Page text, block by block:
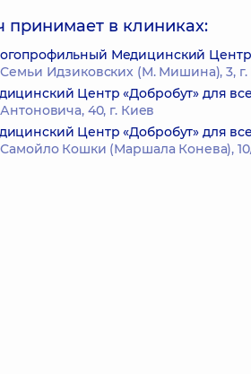
принимает в клиниках:
Медицинский Центр
Семьи Идзиковских (М. Мишина), 3, г.
Центр «Добробут» для
40, г. Киев
Центр «Добробут» для
Кошки (Маршала Конева), 10/